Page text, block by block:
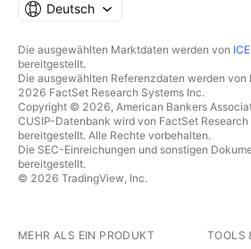
Deutsch
Die ausgewählten Marktdaten werden von
bereitgestellt.
Die ausgewählten Referenzdaten werden
2026 FactSet Research Systems Inc.
Copyright © 2026, American Bankers
CUSIP-Datenbank wird von FactSet Research
bereitgestellt. Alle Rechte vorbehalten.
Die SEC-Einreichungen und sonstigen
bereitgestellt.
© 2026 TradingView, Inc.
MEHR ALS EIN PRODUKT TOOLS